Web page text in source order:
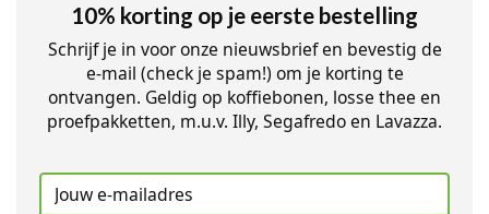
10% korting op je eerste bestelling
Schrijf je in voor onze nieuwsbrief en bevestig de
e-mail (check je spam!) om je korting te
ontvangen. Geldig op koffiebonen, losse thee en
proefpakketten, m.u.v. Illy, Segafredo en Lavazza.